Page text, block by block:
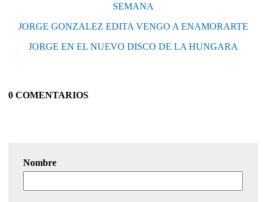
SEMANA
JORGE GONZALEZ EDITA VENGO A ENAMORARTE
JORGE EN EL NUEVO DISCO DE LA HUNGARA
0 COMENTARIOS
Nombre